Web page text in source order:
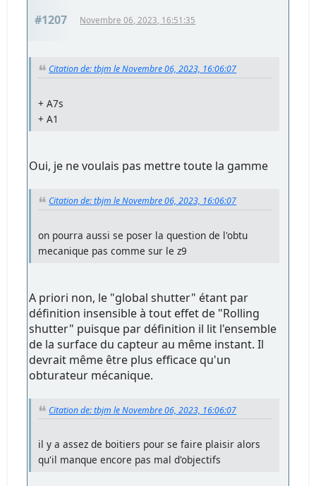
#1207 Novembre 06, 2023, 16:51:35
Citation de: tbjm le Novembre 06, 2023, 16:06:07
+ A7s
+ A1
Oui, je ne voulais pas mettre toute la gamme
Citation de: tbjm le Novembre 06, 2023, 16:06:07
on pourra aussi se poser la question de l'obtu
mecanique pas comme sur le z9
A priori non, le "global shutter" étant par
définition insensible à tout effet de "Rolling
shutter" puisque par définition il lit l'ensemble
de la surface du capteur au même instant. Il
devrait même être plus efficace qu'un
obturateur mécanique.
Citation de: tbjm le Novembre 06, 2023, 16:06:07
il y a assez de boitiers pour se faire plaisir alors
qu'il manque encore pas mal d'objectifs